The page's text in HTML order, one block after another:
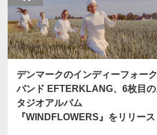
デンマークのインディーフォーク
バンド EFTERKLANG、6枚目の
タジオアルバム
『WINDFLOWERS』をリリース